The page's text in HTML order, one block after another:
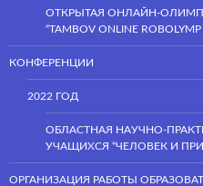
ОТКРЫТАЯ ОНЛАЙН-
“TAMBOV ONLINE
КОНФЕРЕНЦИИ
2022 ГОД
ОБЛАСТНАЯ НАУЧНО-
УЧАЩИХСЯ “ЧЕЛОВЕК И
ОРГАНИЗАЦИЯ РАБОТЫ